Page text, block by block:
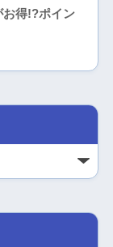
お得!?ポイン